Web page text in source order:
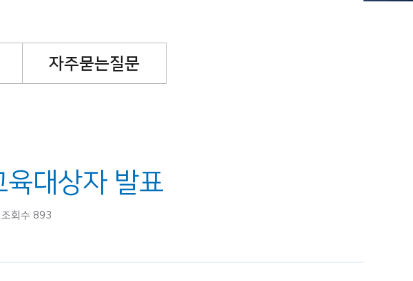
자주묻는질문
대상자 발표
조회수 893